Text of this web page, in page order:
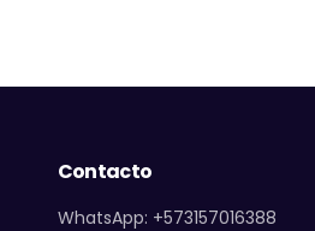
Contacto
WhatsApp: +573157016388